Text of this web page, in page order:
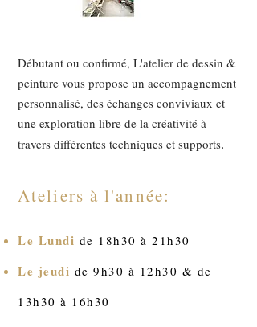
Débutant ou confirmé, L'atelier de dessin &
peinture vous propose un accompagnement
personnalisé, des échanges conviviaux et
une exploration libre de la créativité à
travers différentes techniques et supports.
Ateliers à l'année:
Le Lundi de 18h30 à 21h30
Le jeudi de 9h30 à 12h30 & de
13h30 à 16h30